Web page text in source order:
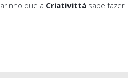
que a Criativittá sabe fazer